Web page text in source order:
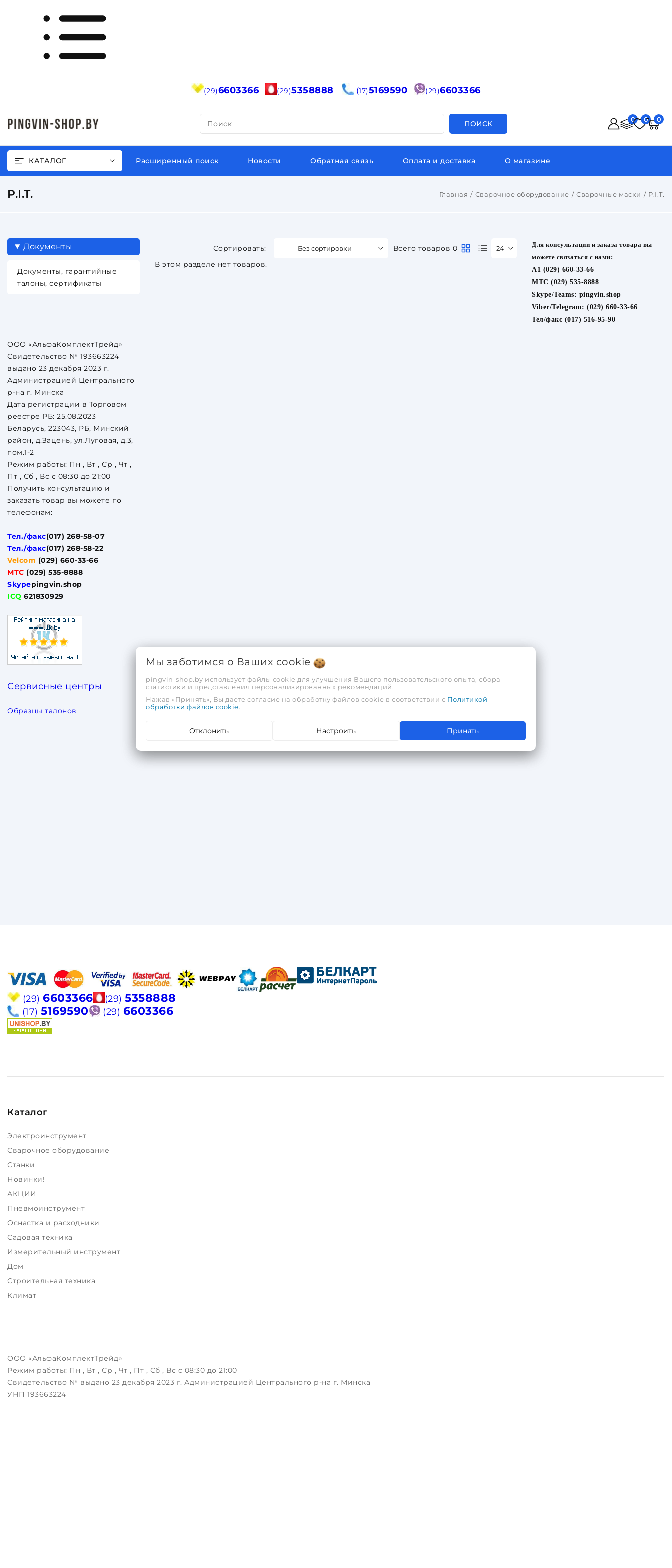
(29)6603366 (29)5358888 (17)5169590 (29)6603366
Поиск ПОИСК 0 0 0
КАТАЛОГ Расширенный поиск Новости Обратная связь Оплата и доставка О магазине
P.I.T. Главная Сварочное оборудование Сварочные маски P.I.T.
Документы
Документы, гарантийные
талоны, сертификаты
ООО «АльфаКомплектТрейд»
Свидетельство № 193663224
выдано 23 декабря 2023 г.
Администрацией Центрального
р-на г. Минска
Дата регистрации в Торговом
реестре РБ: 25.08.2023
Беларусь, 223043, РБ, Минский
район, д.Зацень, ул.Луговая, д.3,
пом.1-2
Режим работы: Пн , Вт , Ср , Чт ,
Пт , Сб , Вс c 08:30 до 21:00
Получить консультацию и
заказать товар вы можете по
телефонам:
Тел./факс(017) 268-58-07
Тел./факс(017) 268-58-22
Velcom (029) 660-33-66
МТС (029) 535-8888
Skypepingvin.shop
ICQ 621830929
Сервисные центры
Образцы талонов
Без сортировки Всего товаров 0 24
В этом разделе нет товаров.
Для консультации и заказа товара вы
можете связаться с нами:
A1 (029) 660-33-66
МТС (029) 535-8888
Skype/Teams: pingvin.shop
Viber/Telegram: (029) 660-33-66
Тел/факс (017) 516-95-90
(29) 6603366 (29) 5358888
(17) 5169590 (29) 6603366
Каталог
Электроинструмент
Сварочное оборудование
Станки
Новинки!
АКЦИИ
Пневмоинструмент
Оснастка и расходники
Садовая техника
Измерительный инструмент
Дом
Строительная техника
Климат
ООО «АльфаКомплектТрейд»
Режим работы: Пн , Вт , Ср , Чт , Пт , Сб , Вс c 08:30 до 21:00
Свидетельство № выдано 23 декабря 2023 г. Администрацией Центрального р-на г. Минска
УНП 193663224
Мы заботимся о Ваших cookie
pingvin-shop.by использует файлы cookie для улучшения Вашего пользовательского опыта, сбора
статистики и представления персонализированных рекомендаций.
Нажав «Принять», Вы даете согласие на обработку файлов cookie в соответствии с Политикой
обработки файлов cookie.
Отклонить Настроить Принять